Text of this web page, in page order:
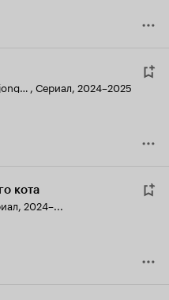
Touhai: Ura Rate Mahjong Touhairoku , Сериал, 2024–2025
кота
2024–...